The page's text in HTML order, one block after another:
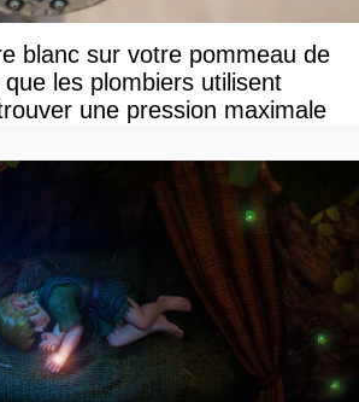
blanc sur votre pommeau de
les plombiers utilisent
une pression maximale